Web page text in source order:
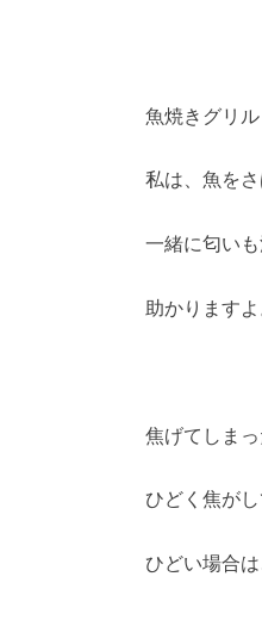
魚焼きグリ
私は、魚を
一緒に匂い
助かりますよ
焦げてしま
ひどく焦が
ひどい場合